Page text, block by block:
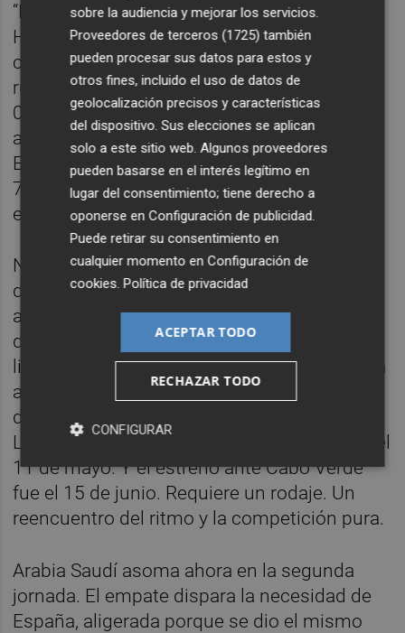
“La frescura de Lamine y Nico es la que es.
Hemos intentado esperar un poco para no
cerrar ventanas”, aludió De la Fuente en la
rueda de prensa posterior al decepcionante
0-0 contra Cabo Verde sobre la inclusión de
ambos en el encuentro, ya en el tramo final.
El extremo del Barcelona entró en el minuto
71. El del Athletic Club debió aguardar hasta
el 87.
No sólo eran sus recientes recuperaciones
de sendas lesiones musculares (se unieron
al trabajo con el grupo los días previos al
debut en el estadio de Atlanta, con la
limitación de riesgos que conlleva su puesta
a punto), sino el hecho de que no competían
desde hace tiempo. El último partido de
Lamine Yamal fue el 22 de abril. El de Nico, el
11 de mayo. Y el estreno ante Cabo Verde
fue el 15 de junio. Requiere un rodaje. Un
reencuentro del ritmo y la competición pura.
Arabia Saudí asoma ahora en la segunda
jornada. El empate dispara la necesidad de
España, aligerada porque se dio el mismo
sobre la audiencia y mejorar los servicios.
Proveedores de terceros (1725) también
pueden procesar sus datos para estos y
otros fines, incluido el uso de datos de
geolocalización precisos y características
del dispositivo. Sus elecciones se aplican
solo a este sitio web. Algunos proveedores
pueden basarse en el interés legítimo en
lugar del consentimiento; tiene derecho a
oponerse enConfiguración de publicidad
Puede retirar su consentimiento en
cualquier momento enConfiguración de
cookies .Política de privacidad
ACEPTAR TODO
RECHAZAR TODO
CONFIGURAR